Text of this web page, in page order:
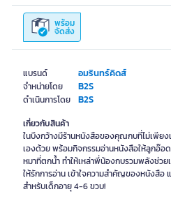
แบรนด์ อมรินทร์คิดส์
จำหน่ายโดย B2S
ดำเนินการโดย B2S
พร้อม
จัดส่ง
เกี่ยวกับสินค้า
ในบึงกว้างมีร้านหนังสือของคุณกบที่ไม่เพีย
เองด้วย พร้อมกิจกรรมอ่านหนังสือให้ลูกอ๊
หมาที่ตกน้ำ ทำให้เหล่าพี่น้องกบรวมพลังช่วย
ให้รักการอ่าน เข้าใจความสำคัญของหนังสือ
สำหรับเด็กอายุ 4-6 ขวบ!